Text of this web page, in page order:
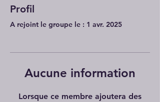
Profil
A rejoint le groupe le : 1 avr. 2025
Aucune information
Lorsque ce membre ajoutera des